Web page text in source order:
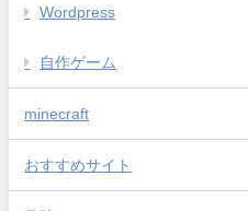
Wordpress
自作ゲーム
minecraft
おすすめサイト